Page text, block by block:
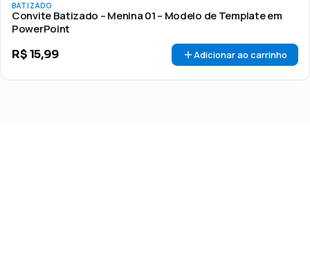
BATIZADO
Convite Batizado – Menina 01 – Modelo de Template em
PowerPoint
R$15,99 Adicionar ao carrinho